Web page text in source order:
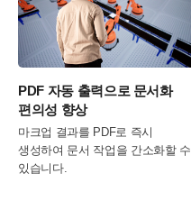
PDF 자동 출력으로 문서화
편의성 향상
마크업 결과를 PDF로 즉시
생성하여 문서 작업을 간소화할 수
있습니다.